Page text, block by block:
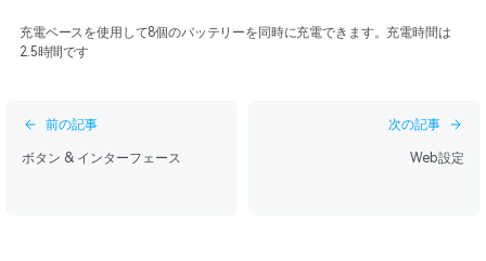
充電ベースを使用して8個のバッテリーを同時に充電できます。充電時間は
2.5時間です
投
稿
前の記事
ボタン & インターフェース
次の記事
Web設定